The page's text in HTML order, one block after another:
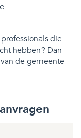
die
hebben? Dan
de gemeente